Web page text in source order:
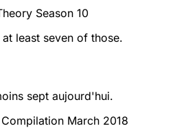
Season 10
least seven of those.
sept aujourd'hui.
March 2018